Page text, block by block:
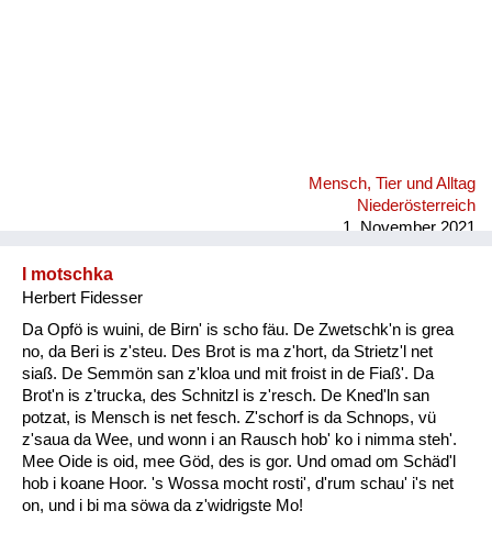
Mensch, Tier und Alltag
Niederösterreich
1. November 2021
I motschka
Herbert Fidesser
Da Opfö is wuini, de Birn' is scho fäu. De Zwetschk'n is grea
no, da Beri is z'steu. Des Brot is ma z'hort, da Strietz'l net
siaß. De Semmön san z'kloa und mit froist in de Fiaß'. Da
Brot'n is z'trucka, des Schnitzl is z'resch. De Kned'ln san
potzat, is Mensch is net fesch. Z'schorf is da Schnops, vü
z'saua da Wee, und wonn i an Rausch hob' ko i nimma steh'.
Mee Oide is oid, mee Göd, des is gor. Und omad om Schäd'l
hob i koane Hoor. 's Wossa mocht rosti', d'rum schau' i's net
on, und i bi ma söwa da z'widrigste Mo!